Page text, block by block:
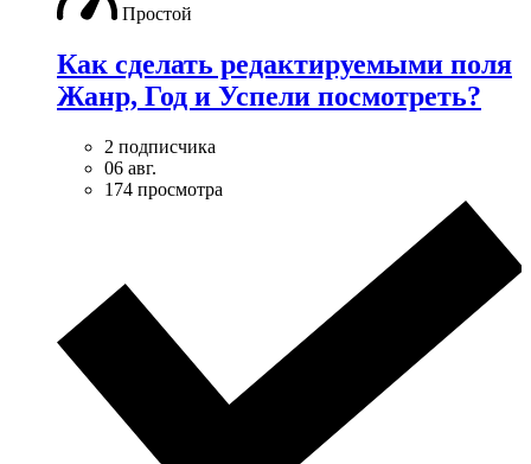
Простой
Как сделать редактируемыми поля
Жанр, Год и Успели посмотреть?
2 подписчика
06 авг.
174 просмотра